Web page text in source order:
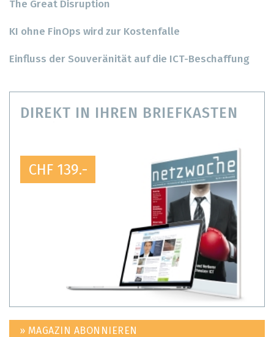
The Great Disruption
KI ohne FinOps wird zur Kostenfalle
Einfluss der Souveränität auf die ICT-Beschaffung
DIREKT IN IHREN BRIEFKASTEN
CHF 139.-
» MAGAZIN ABONNIEREN